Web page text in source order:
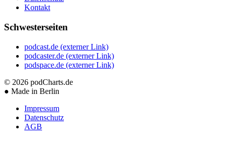
Kontakt
Schwesterseiten
podcast.de (externer Link)
podcaster.de (externer Link)
podspace.de (externer Link)
© 2026 podCharts.de
● Made in Berlin
Impressum
Datenschutz
AGB